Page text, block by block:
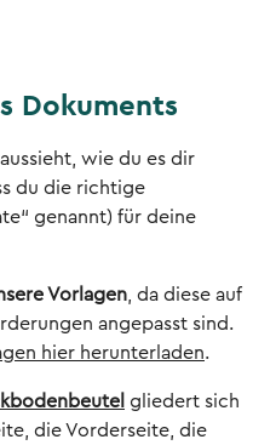
Dokuments
wie du es dir
du die richtige
genannt) für deine
Vorlagen , da diese auf
angepasst sind.
hier herunterladen.
gliedert sich
die Vorderseite, die